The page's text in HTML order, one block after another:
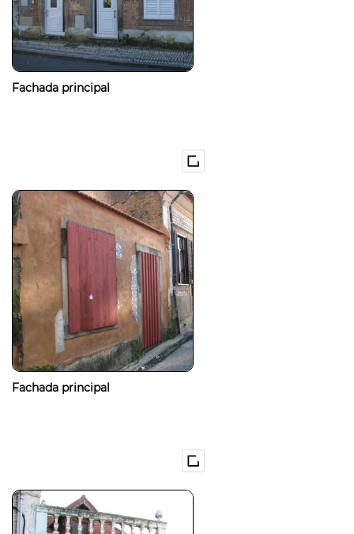
Fachada principal
Fachada principal